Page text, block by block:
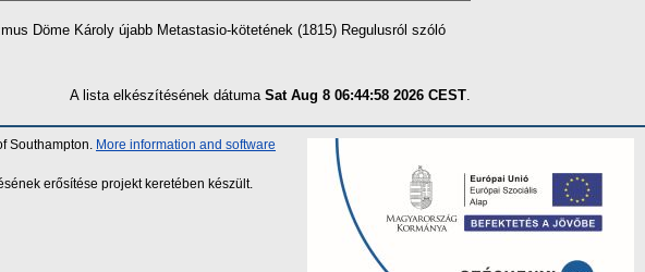
Döme Károly újabb Metastasio-kötetének (1815) Regulusról szóló
A lista elkészítésének dátuma Sat Aug 8 06:44:58 2026 CEST.
Southampton.
More information and software
erősítése projekt keretében készült.